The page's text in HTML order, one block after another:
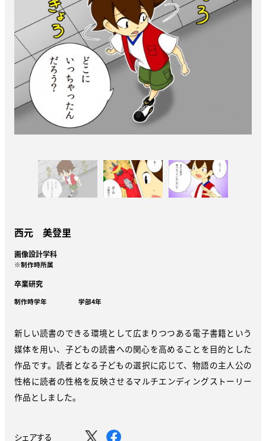
西元 美登里
画像設計学科
※制作時所属
卒業研究
制作時学年 学部4年
新しい読書のできる環境として広まりつつある電子書籍という
媒体を用い、子どもの読書への関心を高めることを目的とした
作品です。読者となる子どもの選択に応じて、物語の主人公の
性格に読者の性格を反映させるマルチエンディングストーリー
作品としました。
シェアする